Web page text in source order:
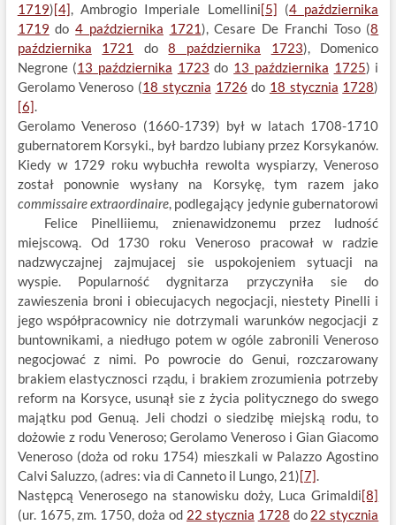
1719)[4], Ambrogio Imperiale Lomellini[5] (4 października
1719 do4 października 1721), Cesare De Franchi Toso (8
października
1721 do8 października 1723), Domenico
Negrone (13 października 1723 do 13 października 1725) i
Gerolamo Veneroso (18 stycznia 1726 do 18 stycznia 1728)
[6].
Gerolamo Veneroso (1660-1739) był w latach 1708-1710
gubernatorem Korsyki., był bardzo lubiany przez Korsykanów.
Kiedy w 1729 roku wybuchła rewolta wyspiarzy, Veneroso
został ponownie wysłany na Korsykę, tym razem jako
commissaire extraordinaire, podlegający jedynie gubernatorowi
Felice Pinelliiemu, znienawidzonemu przez ludność
miejscową. Od 1730 roku Veneroso pracował w radzie
nadzwyczajnej zajmujacej sie uspokojeniem sytuacji na
wyspie. Popularność dygnitarza przyczyniła sie do
zawieszenia broni i obiecujacych negocjacji, niestety Pinelli i
jego współpracownicy nie dotrzymali warunków negocjacji z
buntownikami, a niedługo potem w ogóle zabronili Veneroso
negocjować z nimi. Po powrocie do Genui, rozczarowany
brakiem elastycznosci rządu, i brakiem zrozumienia potrzeby
reform na Korsyce, usunął sie z życia politycznego do swego
majątku pod Genuą. Jeli chodzi o siedzibę miejską rodu, to
dożowie z rodu Veneroso; Gerolamo Veneroso i Gian Giacomo
Veneroso (doża od roku 1754) mieszkali w Palazzo Agostino
Calvi Saluzzo, (adres: via di Canneto il Lungo, 21)[7].
Następcą Venerosego na stanowisku doży, Luca Grimaldi[8]
(ur. 1675, zm. 1750, doża od 22 stycznia 1728 do 22 stycznia